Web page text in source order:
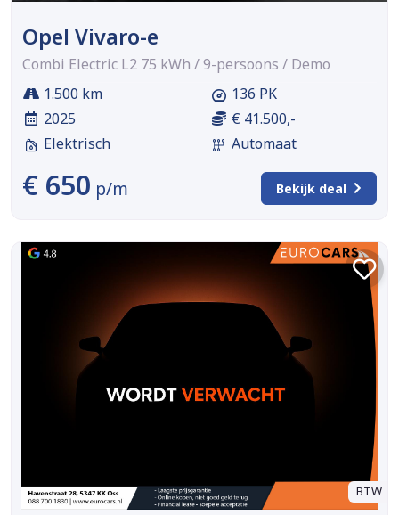
Opel Vivaro-e
Combi Electric L2 75 kWh / 9-persoons / Demo
1.500 km
2025
Elektrisch
136 PK
€ 41.500,-
Automaat
€ 650 p/m Bekijk deal
BTW